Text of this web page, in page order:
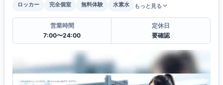
ロッカー
完全個室 無料体験 水素水 もっと見る
営業時間
7:00〜24:00
定休日
要確認